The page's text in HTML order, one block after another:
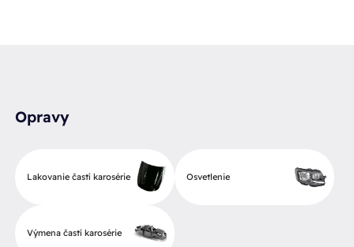
Opravy
Lakovanie častí karosérie Osvetlenie
Výmena častí karosérie